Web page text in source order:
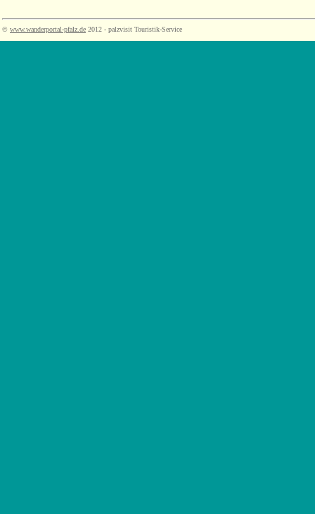
© www.wanderportal-pfalz.de 2012 - palzvisit Touristik-Service